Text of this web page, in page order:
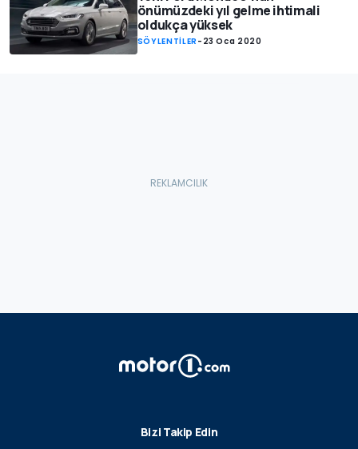
önümüzdeki yıl gelme ihtimali
oldukça yüksek
SÖYLENTİLER - 23 Oca 2020
Bizi Takip Edin